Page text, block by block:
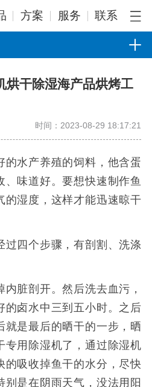
方案 服务 联系
烘干除湿海产品烘烤工
时间：2023-08-29 18:17:21
水产养殖的饲料，他含蛋
、味道好。要想快速制作鱼
的湿度，这样才能迅速晾干
四个步骤，有剖割、洗涤
脏剖开。然后洗去血污，
的卤水中三到五小时。之后
就是最后的晒干的一步，晒
专用除湿机了，通过除湿机
的吸收掉鱼干的水分，尽快
别是在阴雨天气，没法用阳